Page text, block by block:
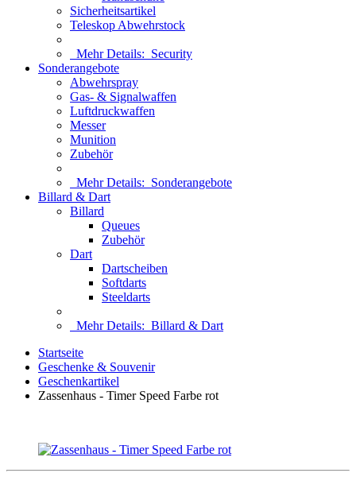
Sicherheitsartikel
Teleskop Abwehrstock
Mehr Details: Security
Sonderangebote
Abwehrspray
Gas- & Signalwaffen
Luftdruckwaffen
Messer
Munition
Zubehör
Mehr Details: Sonderangebote
Billard & Dart
Billard
Queues
Zubehör
Dart
Dartscheiben
Softdarts
Steeldarts
Mehr Details: Billard & Dart
Startseite
Geschenke & Souvenir
Geschenkartikel
Zassenhaus - Timer Speed Farbe rot